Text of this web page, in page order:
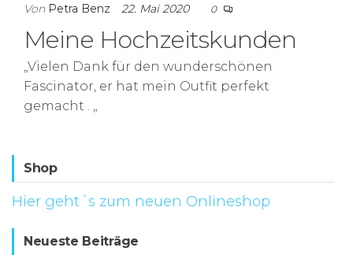
VonPetra Benz 22. Mai 2020 0
Meine Hochzeitskunden
„Vielen Dank für den wunderschönen
Fascinator, er hat mein Outfit perfekt
gemacht . „
Shop
Hier geht´s zum neuen Onlineshop
Neueste Beiträge